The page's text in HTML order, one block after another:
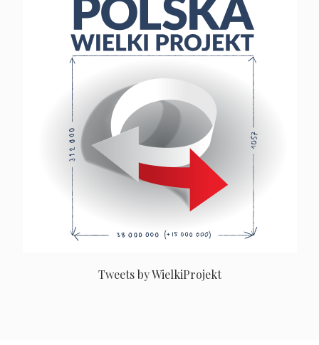
Tweets by WielkiProjekt